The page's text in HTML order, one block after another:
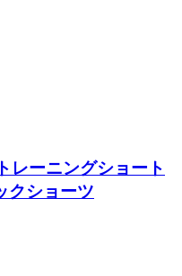
レーニングショート
クショーツ